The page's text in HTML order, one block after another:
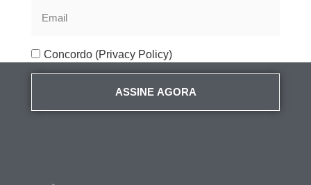
Concordo (Privacy Policy)
ASSINE AGORA